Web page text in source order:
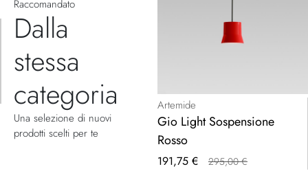
Raccomandato
Dalla
stessa
categoria
Una selezione di nuovi
prodotti scelti per te
Artemide
Gio Light Sospensione
Rosso
Prezzo
191,75 € 295,00 €